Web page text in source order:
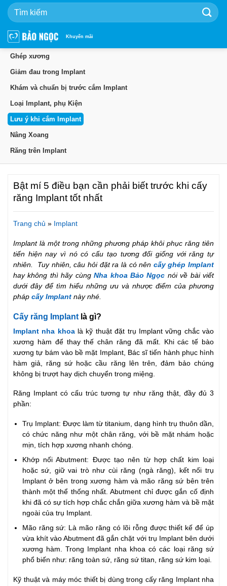
qua
dung
Khuyến mãi
Ghép xương
Giảm đau trong Implant
Khám và chuẩn bị trước cắm Implant
Loại Implant, phụ Kiện
Lưu ý khi cắm Implant
Nâng Xoang
Răng trên Implant
Bật mí 5 điều bạn cần phải biết trước khi cấy
răng Implant tốt nhất
Trang chủ » Implant
Implant là một trong những phương pháp khôi phục răng tiên
tiến hiện nay vì nó có cấu tạo tương đối giống với răng tự
nhiên. Tuy nhiên, câu hỏi đặt ra là có nên cấy ghép Implant
hay không thì hãy cùng Nha khoa Bảo Ngọc nói về bài viết
dưới đây để tìm hiểu những ưu và nhược điểm của phương
pháp cấy Implant này nhé.
Cấy răng Implant là gì?
Implant nha khoa là kỹ thuật đặt trụ Implant vững chắc vào
xương hàm để thay thế chân răng đã mất. Khi các tế bào
xương tự bám vào bề mặt Implant, Bác sĩ tiến hành phục hình
hàm giả, răng sứ hoặc cầu răng lên trên, đảm bảo chúng
không bị trượt hay dịch chuyển trong miệng.
Răng Implant có cấu trúc tương tự như răng thật, đầy đủ 3
phần:
Trụ Implant: Được làm từ titanium, dạng hình trụ thuôn dần,
có chức năng như một chân răng, với bề mặt nhám hoặc
mịn, tích hợp xương nhanh chóng.
Khớp nối Abutment: Được tạo nên từ hợp chất kim loại
hoặc sứ, giữ vai trò như cùi răng (ngà răng), kết nối trụ
Implant ở bên trong xương hàm và mão răng sứ bên trên
thành một thể thống nhất. Abutment chỉ được gắn cố định
khi đã có sự tích hợp chắc chắn giữa xương hàm và bề mặt
ngoài của trụ Implant.
Mão răng sứ: Là mão răng có lõi rỗng được thiết kế để úp
vừa khít vào Abutment đã gắn chặt với trụ Implant bên dưới
xương hàm. Trong Implant nha khoa có các loại răng sứ
phổ biến như: răng toàn sứ, răng sứ titan, răng sứ kim loại.
Kỹ thuật và máy móc thiết bị dùng trong cấy răng Implant nha